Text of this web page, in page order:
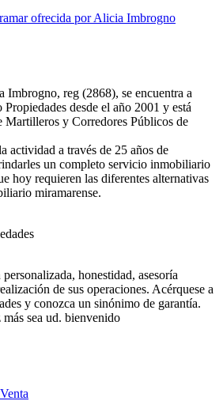
reg (2868), se encuentra a
desde el año 2001 y está
Martilleros y Corredores Públicos de
actividad a través de 25 años de
un completo servicio inmobiliario
hoy requieren las diferentes alternativas
miramarense.
honestidad, asesoría
de sus operaciones. Acérquese a
y conozca un sinónimo de garantía.
sea ud. bienvenido